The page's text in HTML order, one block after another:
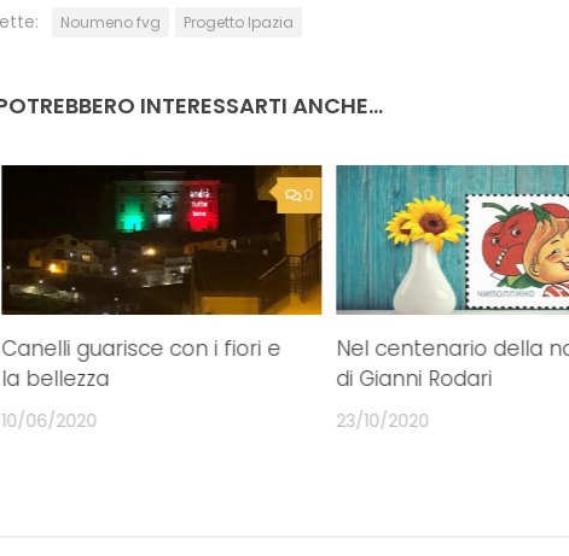
Noumeno fvg Progetto Ipazia
POTREBBERO INTERESSARTI ANCHE...